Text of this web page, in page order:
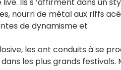
nourri de métal aux riffs
de dynamisme et
les ont conduits à se
les plus grands festivals.